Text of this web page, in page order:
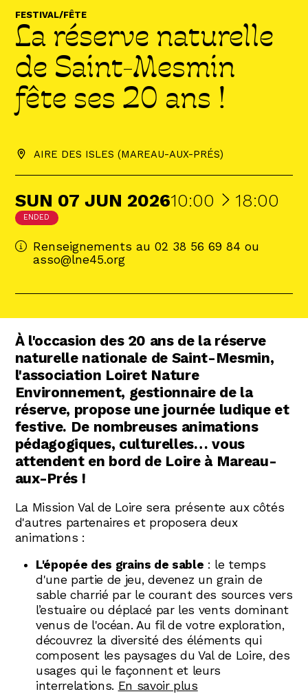
FESTIVAL/FÊTE
La réserve naturelle
de Saint-Mesmin
fête ses 20 ans !
AIRE DES ISLES (MAREAU-AUX-PRÉS)
SUN 07 JUN 202610:00 À
18:00
ENDED
Renseignements au 02 38 56 69 84 ou
asso@lne45.org
À l'occasion des 20 ans de la réserve
naturelle nationale de Saint-Mesmin,
l'association Loiret Nature
Environnement, gestionnaire de la
réserve, propose une journée ludique et
festive. De nombreuses animations
pédagogiques, culturelles… vous
attendent en bord de Loire à Mareau-
aux-Prés !
La Mission Val de Loire sera présente aux côtés
d'autres partenaires et proposera deux
animations :
L'épopée des grains de sable : le temps
d'une partie de jeu, devenez un grain de
sable charrié par le courant des sources vers
l’estuaire ou déplacé par les vents dominant
venus de l'océan. Au fil de votre exploration,
découvrez la diversité des éléments qui
composent les paysages du Val de Loire, des
usages qui le façonnent et leurs
interrelations. En savoir plus
N La Newsletter
Les dernières nouvelles du Val de Loire
patrimoine mondial délivrées directement
dans votre boîte mail.